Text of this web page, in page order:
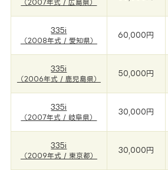
（2007年式 / 広島県）
335i
（2008年式 / 愛知県）
60,000円
335i
（2006年式 / 鹿児島県）
50,000円
335i
（2007年式 / 岐阜県）
30,000円
335i
（2009年式 / 東京都）
30,000円